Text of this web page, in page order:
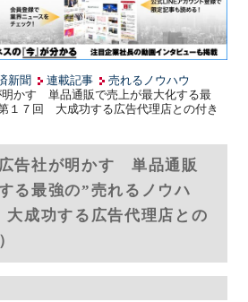
新聞 連載記事
売れるノウハウ
明かす 単品通販で売上が最大化する最
１７回 大成功する広告代理店との付き
広告社が明かす 単品通販
る最強の”売れるノウハ
成功する広告代理店との